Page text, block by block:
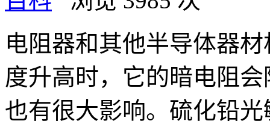
电阻器和其他半导体器
度升高时，它的暗电阻
也有很大影响。硫化铅